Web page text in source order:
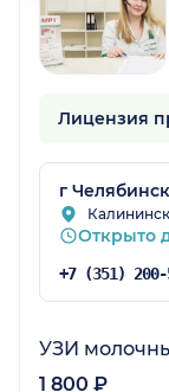
Лицензия
г
Открыто
УЗИ
1 800 ₽